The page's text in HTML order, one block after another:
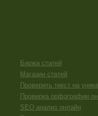
Биржа статей
Магазин статей
Проверить текст на
Проверка орфографии
SEO анализ онлайн